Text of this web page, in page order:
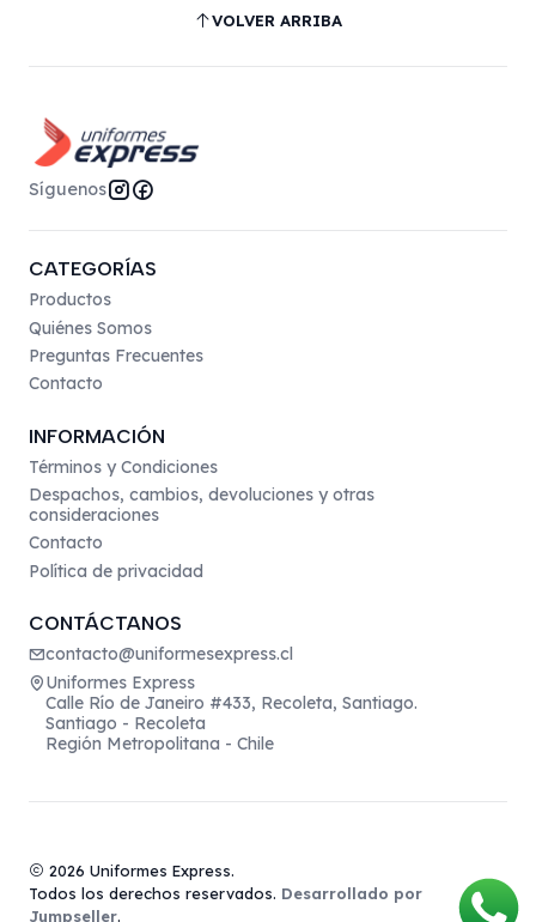
VOLVER ARRIBA
Síguenos
CATEGORÍAS
Productos
Quiénes Somos
Preguntas Frecuentes
Contacto
INFORMACIÓN
Términos y Condiciones
Despachos, cambios, devoluciones y otras
consideraciones
Contacto
Política de privacidad
CONTÁCTANOS
contacto@uniformesexpress.cl
Uniformes Express
Calle Río de Janeiro #433, Recoleta, Santiago.
Santiago - Recoleta
Región Metropolitana - Chile
2026 Uniformes Express.
Todos los derechos reservados. Desarrollado por
Jumpseller.